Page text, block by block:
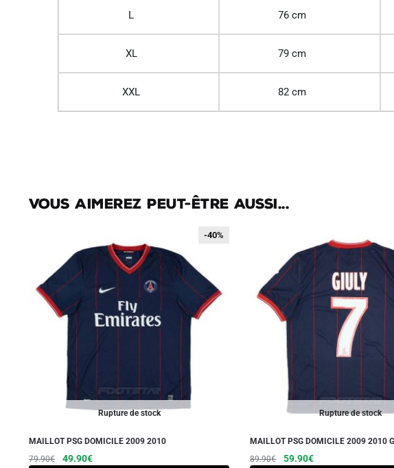
L 76 cm
XL 79 cm
XXL 82 cm
Vous aimerez peut-être aussi...
Rupture de stock
-40%
-40%
MAILLOT PSG DOMICILE 2009 2010
79.90€
Le
49.90€Le
Ce
Rupture de stock
MAILLOT PSG DOMICILE 2009 2010
89.90€
Le
59.90€Le
Ce